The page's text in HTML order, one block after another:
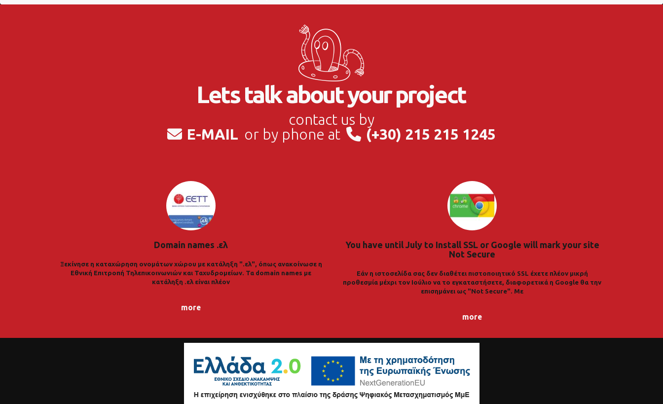
Lets talk about your project
contact us by
E-MAIL or by phone at (+30) 215 215 1245
Domain names .ελ
Ξεκίνησε η καταχώρηση ονομάτων χώρου με κατάληξη ".ελ", όπως ανακοίνωσε η
Εθνική Επιτροπή Τηλεπικοινωνιών και Ταχυδρομείων. Τα domain names με
κατάληξη .ελ είναι πλέον
more
You have until July to Install SSL or Google will mark your site
Not Secure
Εάν η ιστοσελίδα σας δεν διαθέτει πιστοποιητικό SSL έχετε πλέον μικρή
προθεσμία μέχρι τον Ιούλιο να το εγκαταστήσετε, διαφορετικά η Google θα την
επισημάνει ως "Not Secure". Με
more